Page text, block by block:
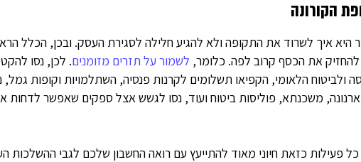
הקורונה
היא איך לשרוד את התקופה ולא להגיע חלילה לסגירת העסק. ובכן, הכלל
את הכסף קרוב לפה. כלומר, לשמור על תזרים מזומנים. לכן, נסו
הלאומי, הקפיאו תשלומים לקרנות פנסיה, השתלמויות וקופות גמל,
משכנתא, פוליסות ביטוח ועוד, נסו לגשש אצל ספקים שאפשר לדחות
פעילות כזאת חיוני מאוד להתייעץ עם רואה החשבון שלכם לגבי ההשלכות